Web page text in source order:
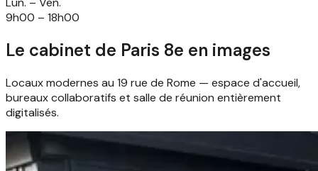
9h00 – 18h00
Le cabinet de Paris 8e en images
Locaux modernes au 19 rue de Rome — espace d'accueil,
bureaux collaboratifs et salle de réunion entièrement
digitalisés.